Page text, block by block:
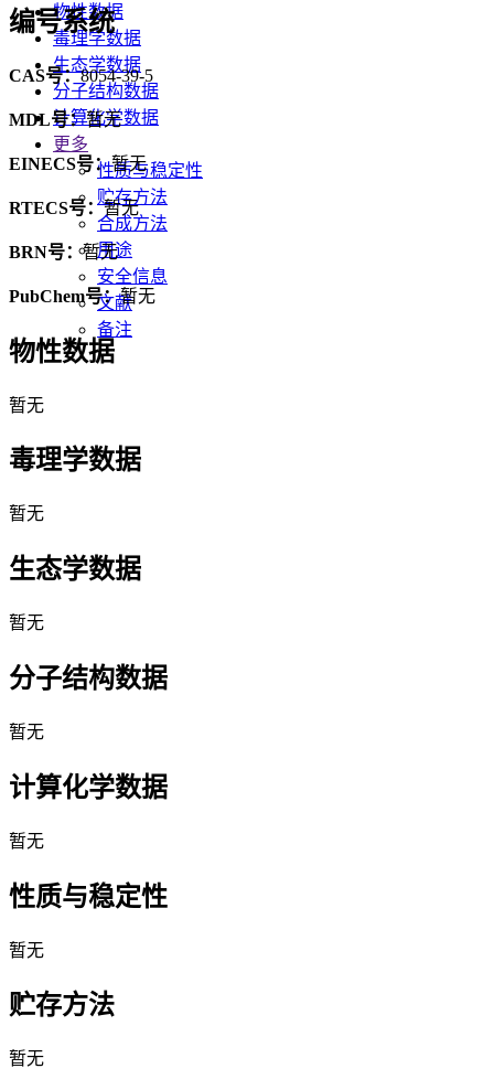
物性数据
毒理学数据
生态学数据
分子结构数据
计算化学数据
更多
性质与稳定性
贮存方法
合成方法
用途
安全信息
文献
备注
编号系统
CAS号：8054-39-5
MDL号：暂无
EINECS号：暂无
RTECS号：暂无
BRN号：暂无
PubChem号：暂无
物性数据
暂无
毒理学数据
暂无
生态学数据
暂无
分子结构数据
暂无
计算化学数据
暂无
性质与稳定性
暂无
贮存方法
暂无